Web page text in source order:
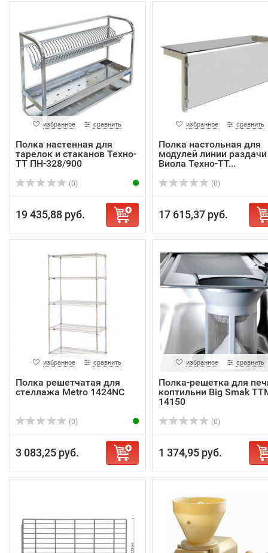
избранное сравнить
Полка настенная для
тарелок и стаканов Техно-
ТТ ПН-328/900
(0)
19 435,88 руб.
избранное сравнить
Полка настольная для
модулей линии раздачи
Виола Техно-ТТ...
(0)
17 615,37 руб.
избранное сравнить
Полка решетчатая для
стеллажа Metro 1424NC
(0)
3 083,25 руб.
избранное сравнить
Полка-решетка для
коптильни Big Smak
14150
(0)
1 374,95 руб.